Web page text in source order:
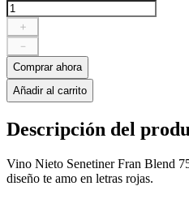
＋
－
Comprar ahora
Añadir al carrito
Descripción del
Vino Nieto Senetiner Fran Blend
diseño te amo en letras rojas.